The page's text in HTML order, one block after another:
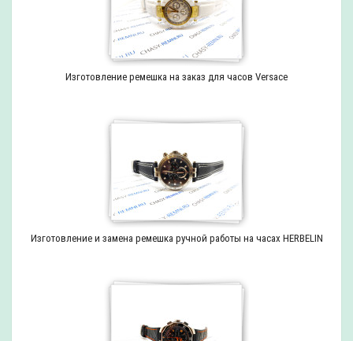
Изготовление ремешка на заказ для часов Versace
Изготовление и замена ремешка ручной работы на часах HERBELIN